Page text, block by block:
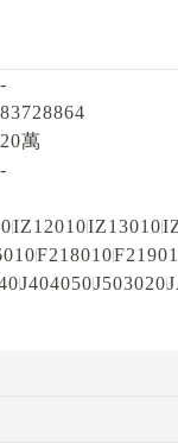
-
83728864
20萬
-
IZ12010IZ13010
F218010
J404050J503020